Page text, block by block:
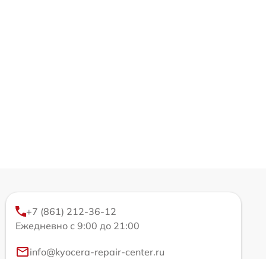
+7 (861) 212-36-12
Ежедневно с 9:00 до 21:00
info@kyocera-repair-center.ru